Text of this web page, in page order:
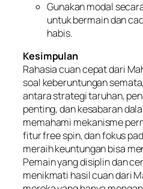
Gunakan modal
untuk bermain dan
habis.
Kesimpulan
Rahasia cuan cepat dari
soal keberuntungan
antara strategi taruhan,
penting, dan kesabaran
memahami mekanisme
fitur free spin, dan fokus
meraih keuntungan bisa
Pemain yang disiplin dan
menikmati hasil cuan dari